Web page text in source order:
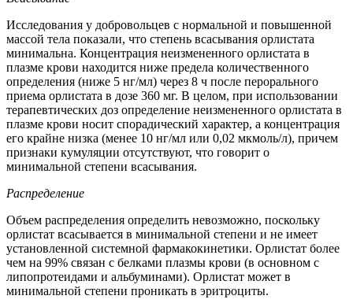
Исследования у добровольцев с нормальной и повышенной
массой тела показали, что степень всасывания орлистата
минимальна. Концентрация неизмененного орлистата в
плазме крови находится ниже предела количественного
определения (ниже 5 нг/мл) через 8 ч после перорального
приема орлистата в дозе 360 мг. В целом, при использовании
терапевтических доз определение неизмененного орлистата в
плазме крови носит спорадический характер, а концентрация
его крайне низка (менее 10 нг/мл или 0,02 мкмоль/л), причем
признаки кумуляции отсутствуют, что говорит о
минимальной степени всасывания.
Распределение
Объем распределения определить невозможно, поскольку
орлистат всасывается в минимальной степени и не имеет
установленной системной фармакокинетики. Орлистат более
чем на 99% связан с белками плазмы крови (в основном с
липопротеидами и альбуминами). Орлистат может в
минимальной степени проникать в эритроциты.